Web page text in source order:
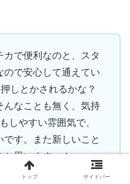
で便利なのと、スタ
ので安心して通えてい
しとかされるかな？
んなことも無く、気持
しやすい雰囲気で、
す。また新しいこと
と思います～！
トップ サイドバー